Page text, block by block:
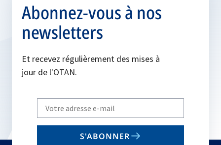
Abonnez-vous à nos
newsletters
Et recevez régulièrement des mises à
jour de l'OTAN.
Write
your
email
S'ABONNER